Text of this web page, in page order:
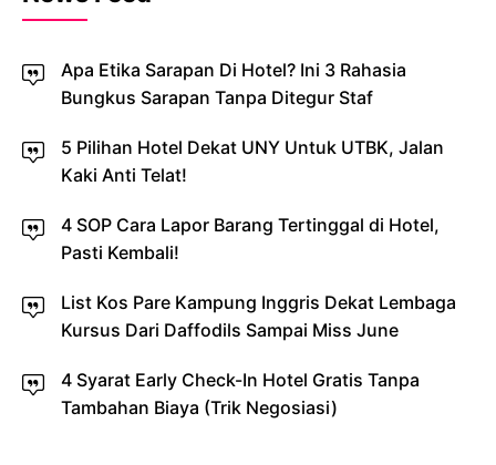
Apa Etika Sarapan Di Hotel? Ini 3 Rahasia
Bungkus Sarapan Tanpa Ditegur Staf
5 Pilihan Hotel Dekat UNY Untuk UTBK, Jalan
Kaki Anti Telat!
4 SOP Cara Lapor Barang Tertinggal di Hotel,
Pasti Kembali!
List Kos Pare Kampung Inggris Dekat Lembaga
Kursus Dari Daffodils Sampai Miss June
4 Syarat Early Check-In Hotel Gratis Tanpa
Tambahan Biaya (Trik Negosiasi)